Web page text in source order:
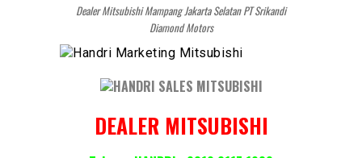
Dealer Mitsubishi Mampang Jakarta Selatan PT Srikandi
Diamond Motors
DEALER MITSUBISHI